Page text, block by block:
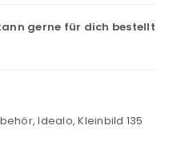
gerne für dich bestellt
,Idealo,Kleinbild 135